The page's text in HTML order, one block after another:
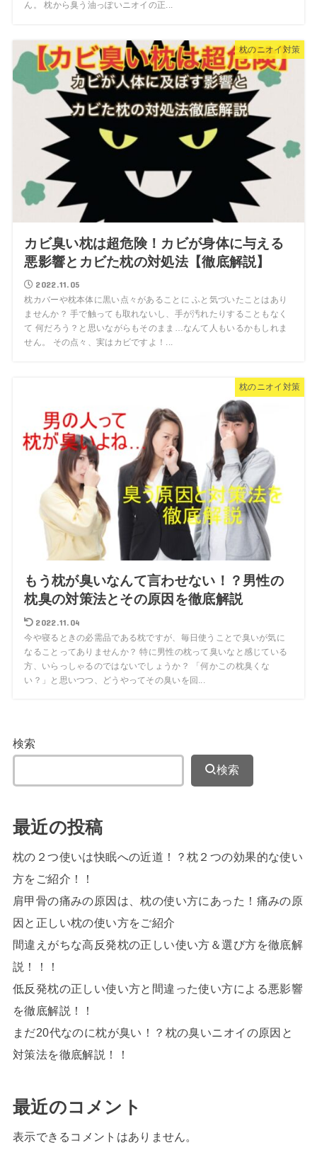
ん。 枕から臭う油っぽいニオイの正...
枕のニオイ対策
カビ臭い枕は超危険！カビが身体に与える
悪影響とカビた枕の対処法【徹底解説】
2022.11.05
枕カバーや枕本体に黒い点々があることに ふと気づいたことはあり
ませんか？ 手で触っても取れないし、手が汚れたりすることもなく
て 何だろう？と思いながらもそのまま…なんて人もいるかもしれま
せん。 その点々、実はカビですよ！...
枕のニオイ対策
もう枕が臭いなんて言わせない！？男性の
枕臭の対策法とその原因を徹底解説
2022.11.04
今や寝るときの必需品である枕ですが、毎日使うことで臭いが気に
なることってありませんか？ 特に男性の枕って臭いなと感じている
方、いらっしゃるのではないでしょうか？ 「何かこの枕臭くな
い？」と思いつつ、どうやってその臭いを回...
検索
検索
最近の投稿
枕の２つ使いは快眠への近道！？枕２つの効果的な使い
方をご紹介！！
肩甲骨の痛みの原因は、枕の使い方にあった！痛みの原
因と正しい枕の使い方をご紹介
間違えがちな高反発枕の正しい使い方＆選び方を徹底解
説！！！
低反発枕の正しい使い方と間違った使い方による悪影響
を徹底解説！！
まだ20代なのに枕が臭い！？枕の臭いニオイの原因と
対策法を徹底解説！！
最近のコメント
表示できるコメントはありません。